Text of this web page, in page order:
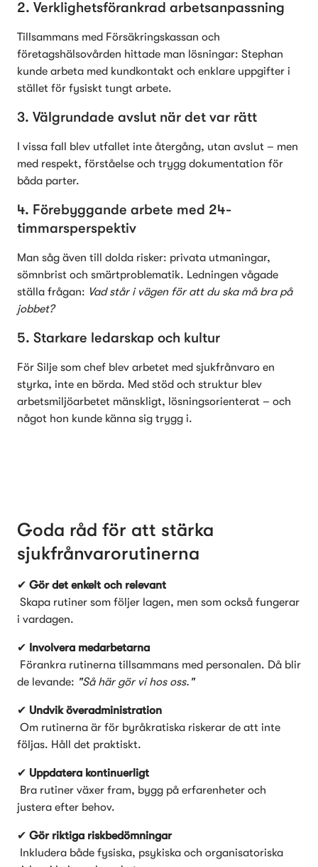
2. Verklighetsförankrad arbetsanpassning
Tillsammans med Försäkringskassan och
företagshälsovården hittade man lösningar: Stephan
kunde arbeta med kundkontakt och enklare uppgifter i
stället för fysiskt tungt arbete.
3. Välgrundade avslut när det var rätt
I vissa fall blev utfallet inte återgång, utan avslut – men
med respekt, förståelse och trygg dokumentation för
båda parter.
4. Förebyggande arbete med 24-
timmarsperspektiv
Man såg även till dolda risker: privata utmaningar,
sömnbrist och smärtproblematik. Ledningen vågade
ställa frågan: Vad står i vägen för att du ska må bra på
jobbet?
5. Starkare ledarskap och kultur
För Silje som chef blev arbetet med sjukfrånvaro en
styrka, inte en börda. Med stöd och struktur blev
arbetsmiljöarbetet mänskligt, lösningsorienterat – och
något hon kunde känna sig trygg i.
Goda råd för att stärka
sjukfrånvarorutinerna
✔ Gör det enkelt och relevant
i vardagen.
✔ Involvera medarbetarna
de levande: "Så här gör vi hos oss."
✔ Undvik överadministration
följas. Håll det praktiskt.
✔ Uppdatera kontinuerligt
justera efter behov.
✔ Gör riktiga riskbedömningar